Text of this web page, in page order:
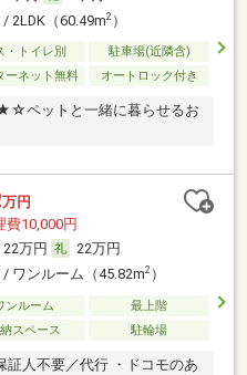
/ 2LDK（60.49m2）
・トイレ別
駐車場(近隣含)
ーネット無料 オートロック付き
ペットと一緒に暮らせるお
万円
費10,000円
22万円
22万円
/ ワンルーム（45.82m2）
ンルーム
最上階
スペース 駐輪場
証人不要／代行 ・ドコモのあ